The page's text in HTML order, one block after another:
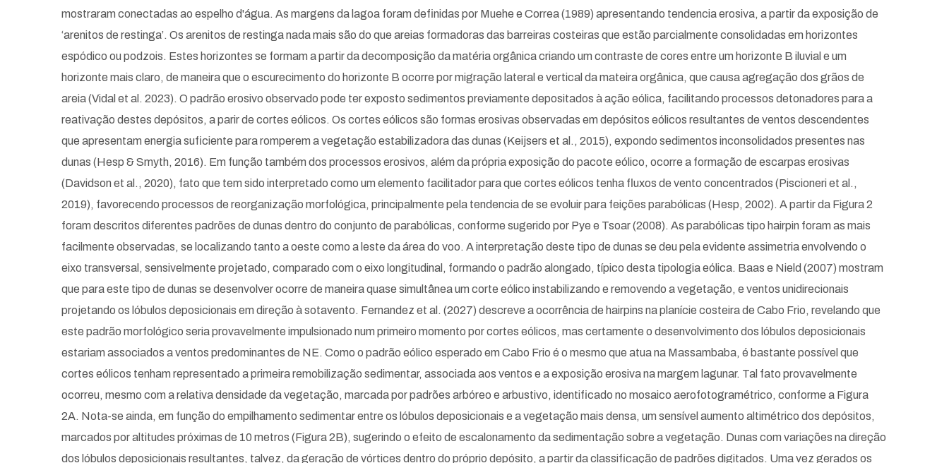
mostraram conectadas ao espelho d'água. As margens da lagoa foram definidas por Muehe e Correa (1989) apresentando tendencia erosiva, a partir da exposição de
‘arenitos de restinga’. Os arenitos de restinga nada mais são do que areias formadoras das barreiras costeiras que estão parcialmente consolidadas em horizontes
espódico ou podzois. Estes horizontes se formam a partir da decomposição da matéria orgânica criando um contraste de cores entre um horizonte B iluvial e um
horizonte mais claro, de maneira que o escurecimento do horizonte B ocorre por migração lateral e vertical da mateira orgânica, que causa agregação dos grãos de
areia (Vidal et al. 2023). O padrão erosivo observado pode ter exposto sedimentos previamente depositados à ação eólica, facilitando processos detonadores para a
reativação destes depósitos, a parir de cortes eólicos. Os cortes eólicos são formas erosivas observadas em depósitos eólicos resultantes de ventos descendentes
que apresentam energia suficiente para romperem a vegetação estabilizadora das dunas (Keijsers et al., 2015), expondo sedimentos inconsolidados presentes nas
dunas (Hesp & Smyth, 2016). Em função também dos processos erosivos, além da própria exposição do pacote eólico, ocorre a formação de escarpas erosivas
(Davidson et al., 2020), fato que tem sido interpretado como um elemento facilitador para que cortes eólicos tenha fluxos de vento concentrados (Piscioneri et al.,
2019), favorecendo processos de reorganização morfológica, principalmente pela tendencia de se evoluir para feições parabólicas (Hesp, 2002). A partir da Figura 2
foram descritos diferentes padrões de dunas dentro do conjunto de parabólicas, conforme sugerido por Pye e Tsoar (2008). As parabólicas tipo hairpin foram as mais
facilmente observadas, se localizando tanto a oeste como a leste da área do voo. A interpretação deste tipo de dunas se deu pela evidente assimetria envolvendo o
eixo transversal, sensivelmente projetado, comparado com o eixo longitudinal, formando o padrão alongado, típico desta tipologia eólica. Baas e Nield (2007) mostram
que para este tipo de dunas se desenvolver ocorre de maneira quase simultânea um corte eólico instabilizando e removendo a vegetação, e ventos unidirecionais
projetando os lóbulos deposicionais em direção à sotavento. Fernandez et al. (2027) descreve a ocorrência de hairpins na planície costeira de Cabo Frio, revelando que
este padrão morfológico seria provavelmente impulsionado num primeiro momento por cortes eólicos, mas certamente o desenvolvimento dos lóbulos deposicionais
estariam associados a ventos predominantes de NE. Como o padrão eólico esperado em Cabo Frio é o mesmo que atua na Massambaba, é bastante possível que
cortes eólicos tenham representado a primeira remobilização sedimentar, associada aos ventos e a exposição erosiva na margem lagunar. Tal fato provavelmente
ocorreu, mesmo com a relativa densidade da vegetação, marcada por padrões arbóreo e arbustivo, identificado no mosaico aerofotogramétrico, conforme a Figura
2A. Nota-se ainda, em função do empilhamento sedimentar entre os lóbulos deposicionais e a vegetação mais densa, um sensível aumento altimétrico dos depósitos,
marcados por altitudes próximas de 10 metros (Figura 2B), sugerindo o efeito de escalonamento da sedimentação sobre a vegetação. Dunas com variações na direção
dos lóbulos deposicionais resultantes, talvez, da geração de vórtices dentro do próprio depósito, a partir da classificação de padrões digitados. Uma vez gerados os